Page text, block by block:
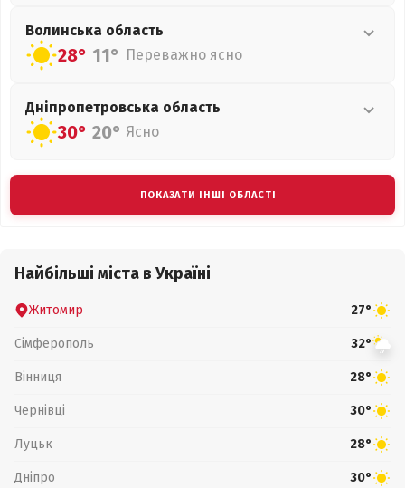
Волинська область
28° 11° Переважно ясно
Дніпропетровська область
30° 20° Ясно
ПОКАЗАТИ ІНШІ ОБЛАСТІ
Найбільші міста в Україні
Житомир 27°
Сімферополь 32°
Вінниця 28°
Чернівці 30°
Луцьк 28°
Дніпро 30°